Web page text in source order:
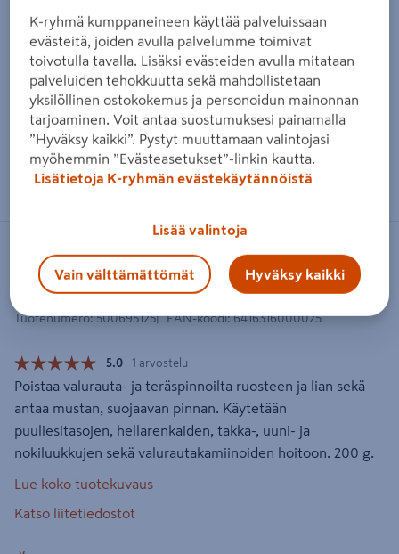
Zoomaa kuvaa sormilla kosketusnäytöllä
Liesimusta Ferro Klinex 200g
FERRO
Tuotenumero:500695125 EAN-koodi:6416316000025
5.0 1 arvostelu
Poistaa valurauta- ja teräspinnoilta ruosteen ja lian sekä
antaa mustan, suojaavan pinnan. Käytetään
puuliesitasojen, hellarenkaiden, takka-, uuni- ja
nokiluukkujen sekä valurautakamiinoiden hoitoon. 200 g.
Lue koko tuotekuvaus
Katso liitetiedostot
K-ryhmä kumppaneineen käyttää palveluissaan
evästeitä, joiden avulla palvelumme toimivat
toivotulla tavalla. Lisäksi evästeiden avulla mitataan
palveluiden tehokkuutta sekä mahdollistetaan
yksilöllinen ostokokemus ja personoidun mainonnan
tarjoaminen. Voit antaa suostumuksesi painamalla
”Hyväksy kaikki”. Pystyt muuttamaan valintojasi
myöhemmin ”Evästeasetukset”-linkin kautta.
Lisätietoja K-ryhmän evästekäytännöistä
Lisää valintoja
Vain välttämättömät Hyväksy kaikki